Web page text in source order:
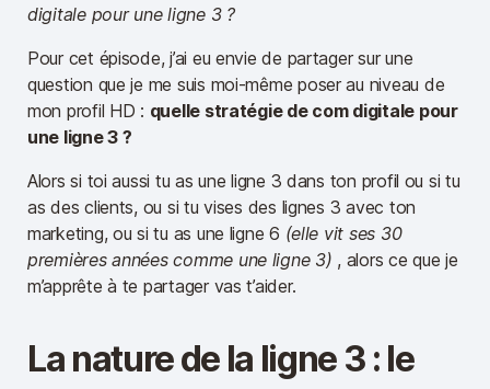
digitale pour une ligne 3 ?
Pour cet épisode, j’ai eu envie de partager sur une
question que je me suis moi-même poser au niveau de
mon profil HD : quelle stratégie de com digitale pour
une ligne 3 ?
Alors si toi aussi tu as une ligne 3 dans ton profil ou si tu
as des clients, ou si tu vises des lignes 3 avec ton
marketing, ou si tu as une ligne 6 (elle vit ses 30
premières années comme une ligne 3) , alors ce que je
m’apprête à te partager vas t’aider.
La nature de la ligne 3 : le